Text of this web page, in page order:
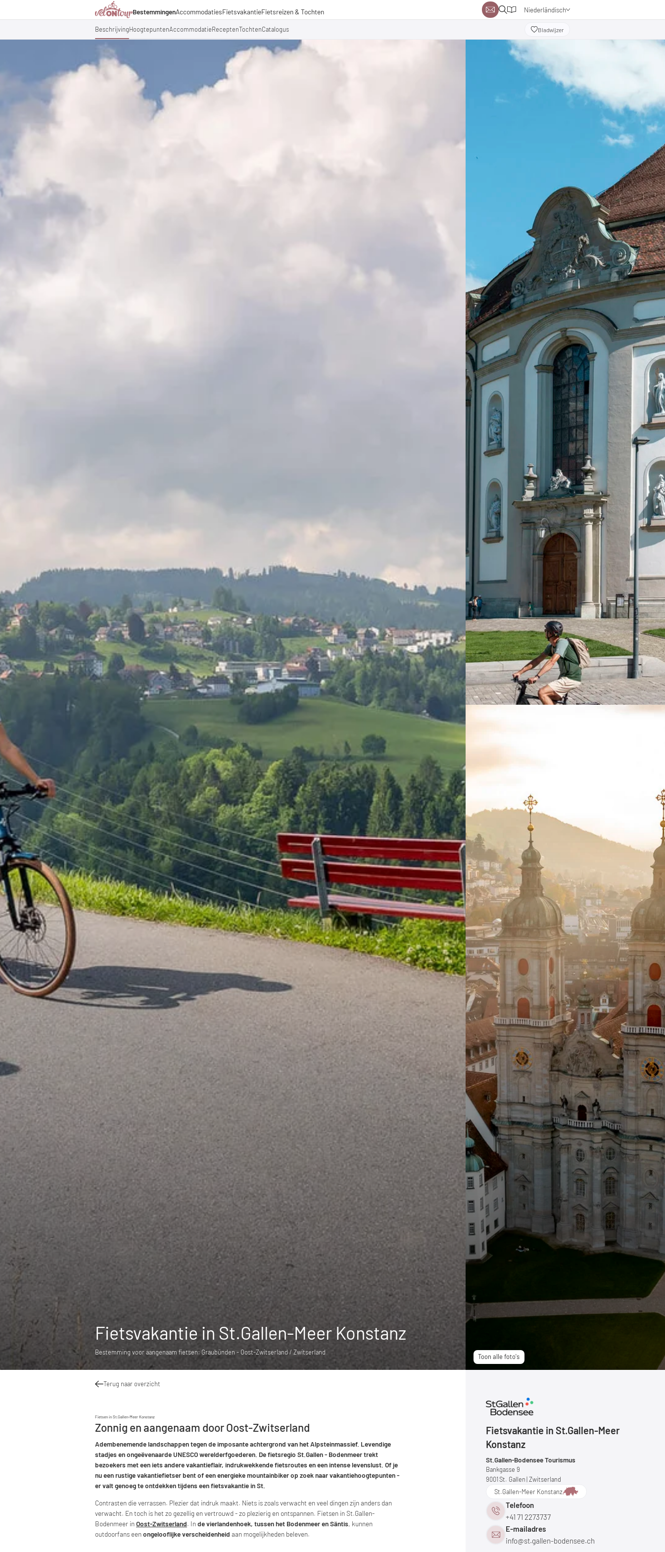
Bestemmingen
Italië
Duitsland
Zwitserland
Liechtenstein
Slovenië
Accommodaties
Italië
Duitsland
Zwitserland
Vakantiepakketten
Fietsvakantie
Culinaire hoogstandjes
Magazine
Partners & zakelijke samenwerkingen
Fietsreizen & Tochten
Fietsreizen
Fietstochten
Fietspaden voor lange afstanden
Niederländisch
Deutsch
Englisch
BeschrijvingHoogtepuntenAccommodatieReceptenTochtenCatalogus Bladwijzer
Toon alle foto's
Fietsvakantie in St.Gallen-Meer Konstanz
Bestemming voor aangenaam fietsen: Graubünden - Oost-Zwitserland / Zwitserland
Terug naar overzicht
Fietsen in St.Gallen-Meer Konstanz
Zonnig en aangenaam door Oost-Zwitserland
Adembenemende landschappen tegen de imposante achtergrond van het Alpsteinmassief. Levendige
stadjes en ongeëvenaarde UNESCO werelderfgoederen. De fietsregio St.Gallen - Bodenmeer trekt
bezoekers met een iets andere vakantieflair, indrukwekkende fietsroutes en een intense levenslust. Of je
nu een rustige vakantiefietser bent of een energieke mountainbiker op zoek naar vakantiehoogtepunten -
er valt genoeg te ontdekken tijdens een fietsvakantie in St.
Contrasten die verrassen. Plezier dat indruk maakt. Niets is zoals verwacht en veel dingen zijn anders dan
verwacht. En toch is het zo gezellig en vertrouwd - zo plezierig en ontspannen. Fietsen in St.Gallen-
Bodenmeer inOost-Zwitserland. Inde vierlandenhoek, tussen het Bodenmeer en Säntis, kunnen
outdoorfans eenongelooflijke verscheidenheid aan mogelijkheden beleven.
Fietsvakantie in St.Gallen-Meer
Konstanz
St.Gallen-Bodensee Tourismus
Bankgasse 9
9001St. Gallen | Zwitserland
St.Gallen-Meer Konstanz
Telefoon
+41 71 2273737
E-mailadres
info@st.gallen-bodensee.ch